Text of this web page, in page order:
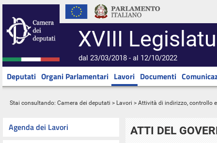
XVIII
dal 23/03/2018 - al 12/10/2022
Deputati Organi Parlamentari Lavori Documenti
Stai consultando: Camera dei deputati > Lavori > Attività di indirizzo, controllo
Agenda dei Lavori
ATTI DEL